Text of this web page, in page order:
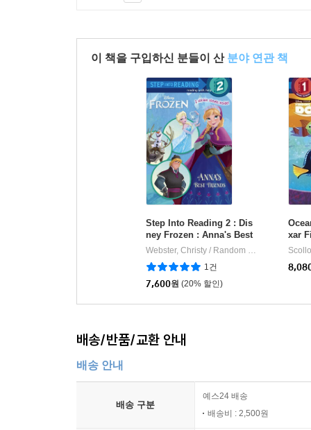
이 책을 구입하신 분들이 산 분야 연관 책
Step Into Reading 2 : Dis
ney Frozen : Anna's Best
Friends
Webster, Christy / Random House Disney |
1건
7,600원 (20% 할인)
xar
배송/반품/교환 안내
배송 안내
배송 구분
예스24 배송
배송비 : 2,500원